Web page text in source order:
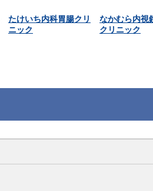
たけいち内科胃腸クリ
ニック
なかむら内視
クリニック